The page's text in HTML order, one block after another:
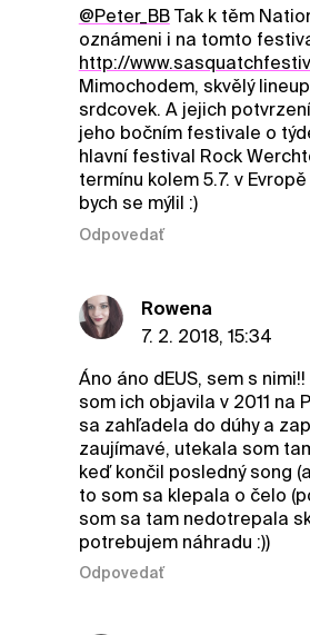
@Peter_BBTak k těm
oznámeni i na tomto
http://
Mimochodem, skvělý
srdcovek. A jejich
jeho bočním festivale o
hlavní festival Rock
termínu kolem 5.7. v
bych se mýlil :)
Odpovedať
Rowena
7. 2. 2018, 15:34
Áno áno dEUS, sem s
som ich objavila v 2011 na
sa zahľadela do dúhy a
zaujímavé, utekala som
keď končil posledný song
to som sa klepala o čelo
som sa tam nedotrepala
potrebujem náhradu :))
Odpovedať